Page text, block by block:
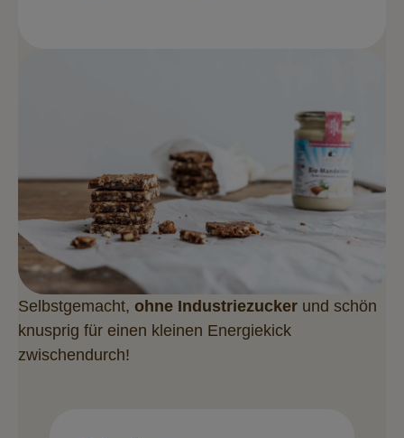
Selbstgemacht, ohne Industriezucker und schön
knusprig für einen kleinen Energiekick
zwischendurch!